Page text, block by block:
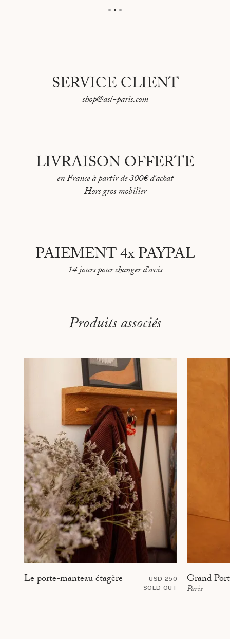
SERVICE CLIENT
shop@asl-paris.com
LIVRAISON OFFERTE
en France à partir de 300€ d'achat
Hors gros mobilier
PAIEMENT 4x PAYPAL
14 jours pour changer d'avis
Produits associés
Le porte-manteau étagère
USD 250
SOLD OUT
Grand
Paris